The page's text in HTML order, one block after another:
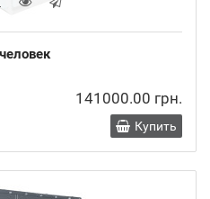
141000.00 грн.
Купить